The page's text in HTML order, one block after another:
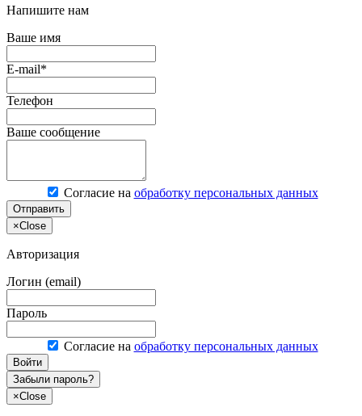
Напишите нам
Ваше имя
E-mail*
Телефон
Ваше сообщение
Согласие на обработку персональных данных
Отправить
×Close
Авторизация
Логин (email)
Пароль
Согласие на обработку персональных данных
Войти
Забыли пароль?
×Close